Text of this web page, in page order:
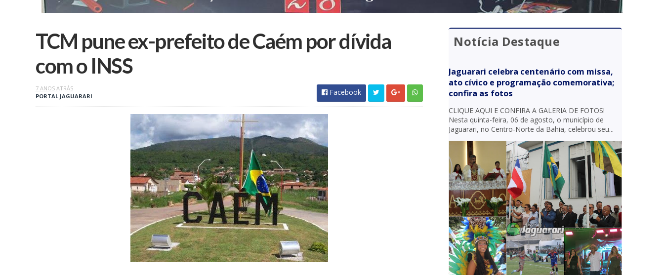
TCM pune ex-prefeito de Caém por dívida
com o INSS
7 ANOS ATRÁS
PORTAL JAGUARARI
Facebook
Notícia Destaque
Jaguarari celebra centenário com missa,
ato cívico e programação comemorativa;
confira as fotos
CLIQUE AQUI E CONFIRA A GALERIA DE FOTOS!
Nesta quinta-feira, 06 de agosto, o município de
Jaguarari, no Centro-Norte da Bahia, celebrou seu...